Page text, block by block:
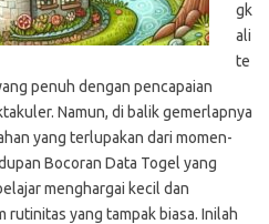
gk
ali
te
penuh dengan pencapaian
Namun, di balik gemerlapnya
yang terlupakan dari momen-
Bocoran Data Togel yang
menghargai kecil dan
rutinitas yang tampak biasa. Inilah